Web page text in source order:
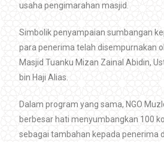
usaha pengimarahan masjid.
Simbolik penyampaian sumbangan
para penerima telah disempurnakan
Masjid Tuanku Mizan Zainal Abidin,
bin Haji Alias.
Dalam program yang sama, NGO
berbesar hati menyumbangkan 100
sebagai tambahan kepada penerima